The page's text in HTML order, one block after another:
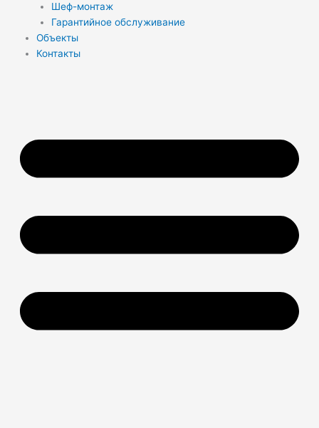
Шеф-монтаж
Гарантийное обслуживание
Объекты
Контакты